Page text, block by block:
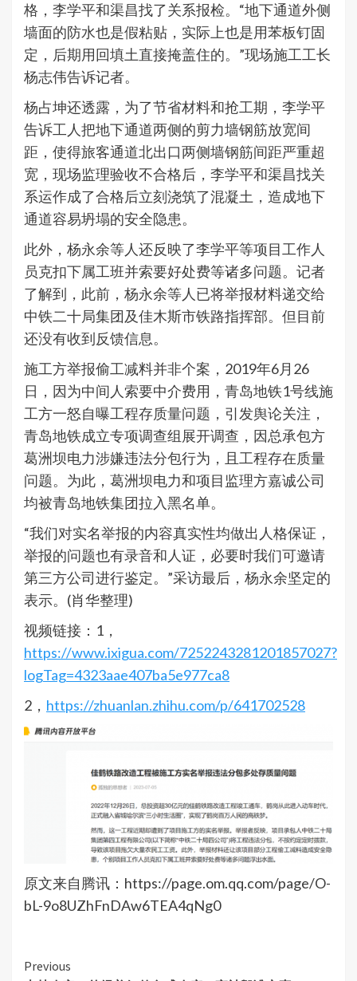
格，李学平和渠昌找了关系报检。“地下通道外侧
墙面的防水也是假粘贴，实际上也是用苯板钉固
定，后期用回填土直接掩盖住的。”现场施工工长
杨志伟告诉记者。
杨占坤还透露，为了节省材料和抢工期，李学平
告诉工人把地下通道两侧的剪力墙钢筋放宽间
距，使得旅客通道北出口两侧墙钢筋间距严重超
宽，现场监理验收不合格后，李学平和渠昌找关
系运作成了合格后立刻浇筑了混凝土，造成地下
通道容易坍塌的安全隐患。
此外，杨永余等人还反映了李学平等项目工作人
员克扣下属工班并索要好处费等诸多问题。记者
了解到，此前，杨永余等人已将举报材料递交给
中铁二十局集团及佳木斯市铁路指挥部。但目前
还没有收到反馈信息。
施工方举报偷工减料并非个案，2019年6月26
日，因为中间人索要中介费用，青岛地铁1号线施
工方一怒自曝工程存质量问题，引发舆论关注，
青岛地铁成立专项调查组展开调查，因总承包方
葛洲坝电力涉嫌违法分包行为，且工程存在质量
问题。为此，葛洲坝电力和项目监理方嘉诚公司
均被青岛地铁集团拉入黑名单。
“我们对实名举报的内容真实性均做出人格保证，
举报的问题也有录音和人证，必要时我们可邀请
第三方公司进行鉴定。”采访最后，杨永余坚定的
表示。(肖华整理)
视频链接：1，
https://www.ixigua.com/7252243281201857027?
logTag=4323aae407ba5e977ca8
2， https://zhuanlan.zhihu.com/p/641702528
原文来自腾讯：https://page.om.qq.com/page/O-
bL-9o8UZhFnDAw6TEA4qNg0
Continue
Previous